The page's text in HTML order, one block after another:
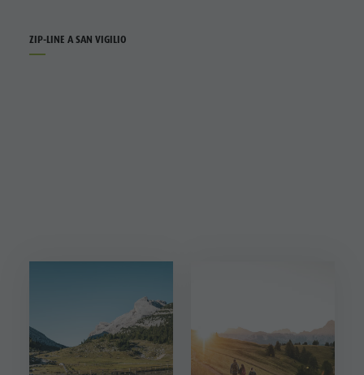
ZIP-LINE A SAN VIGILIO